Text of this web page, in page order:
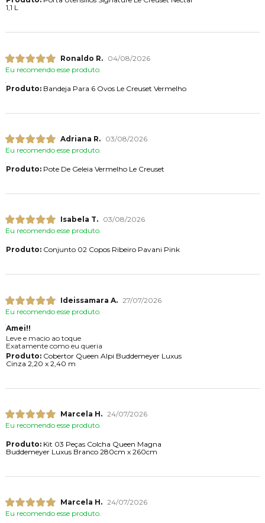
1,1 L
Ronaldo R.
04/08/2026
Eu recomendo esse produto.
Produto:Bandeja Para 6 Ovos Le Creuset Vermelho
Adriana R.
03/08/2026
Eu recomendo esse produto.
Produto:Pote De Geleia Vermelho Le Creuset
Isabela T.
03/08/2026
Eu recomendo esse produto.
Produto:Conjunto 02 Copos Ribeiro Pavani Pink
Ideissamara A. 27/07/2026
Eu recomendo esse produto.
Amei!!
Leve e macio ao toque
Exatamente como eu queria
Produto:Cobertor Queen Alpi Buddemeyer Luxus
Cinza 2,20 x 2,40 m
Marcela H. 24/07/2026
Eu recomendo esse produto.
Produto:Kit 03 Peças Colcha Queen Magna
Buddemeyer Luxus Branco 280cm x 260cm
Marcela H. 24/07/2026
Eu recomendo esse produto.